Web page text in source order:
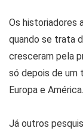
Os historiadores
quando se trata
cresceram pela
só depois de um
Europa e América.
Já outros